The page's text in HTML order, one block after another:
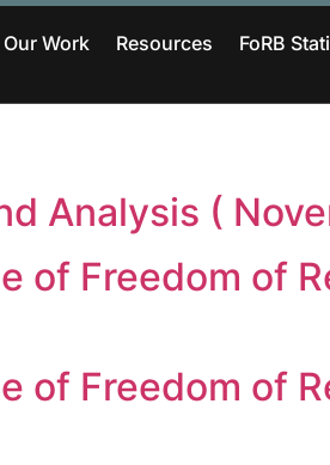
Our Work Resources FoRB
Analysis (
of Freedom of
of Freedom of